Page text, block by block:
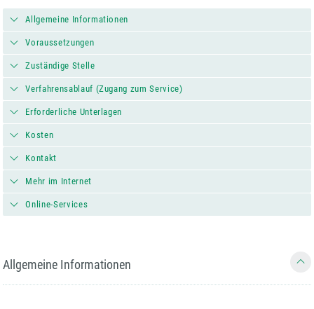
Allgemeine Informationen
Voraussetzungen
Zuständige Stelle
Verfahrensablauf (Zugang zum Service)
Erforderliche Unterlagen
Kosten
Kontakt
Mehr im Internet
Online-Services
Allgemeine Informationen